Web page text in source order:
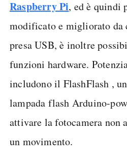
Raspberry Pi, ed è quindi
modificato e migliorato da
presa USB, è inoltre
funzioni hardware.
includono il FlashFlash ,
lampada flash Arduino-
attivare la fotocamera non
un movimento.